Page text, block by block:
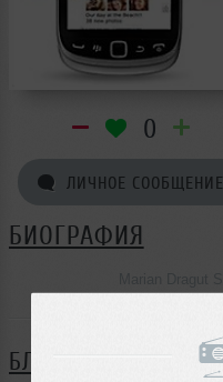
0
ЛИЧНОЕ СООБЩЕНИЕ
БИОГРАФИЯ
БЛОГ